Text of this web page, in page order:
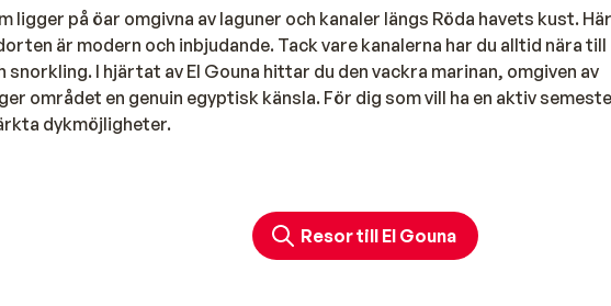
ligger på öar omgivna av laguner och kanaler längs Röda havets kust. Här
är modern och inbjudande. Tack vare kanalerna har du alltid nära till
I hjärtat av El Gouna hittar du den vackra marinan, omgiven av
området en genuin egyptisk känsla. För dig som vill ha en aktiv
dykmöjligheter.
Beach och ligger i den norra delen av staden. Här har du möjlighet
är även perfekt för snorkling men observera att Mangroovy ej har
Resor till El Gouna